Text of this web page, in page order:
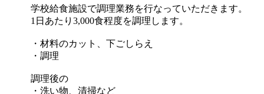
学校給食施設で調理業務を行なっていただきます。
1日あたり3,000食程度を調理します。
・材料のカット、下ごしらえ
・調理
調理後の
・洗い物、清掃など